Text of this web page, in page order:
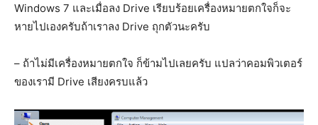
Windows 7 และเมื่อลง Drive เรียบร้อยเครื่องหมายตกใจก็จะ
หายไปเองครับถ้าเราลง Drive ถุกตัวนะครับ
– ถ้าไม่มีเครื่องหมายตกใจ ก็ข้ามไปเลยครับ แปลว่าคอมพิวเตอร์
ของเรามี Drive เสียงครบแล้ว